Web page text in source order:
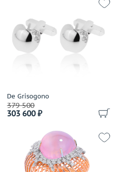
Bertapelle&Carlesso
Bibigi
Biko
Breuning
British Academy of Jewellery
Buccellati
Bucherer
Buzio Luciano
De Grisogono
379 500
303 600 ₽